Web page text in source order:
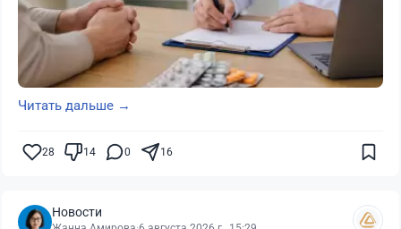
Читать дальше →
28 14 0 16
Новости